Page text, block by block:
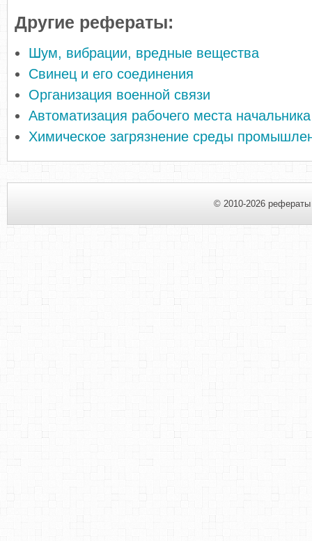
Другие рефераты:
Шум, вибрации, вредные вещества
Свинец и его соединения
Организация военной связи
Автоматизация рабочего места
Химическое загрязнение среды
© 2010-2026 рефераты